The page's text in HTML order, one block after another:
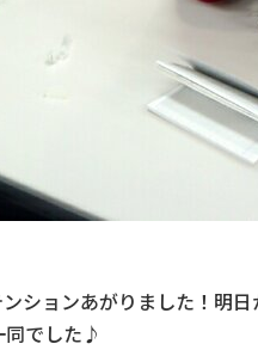
ションあがりました！明
同でした♪